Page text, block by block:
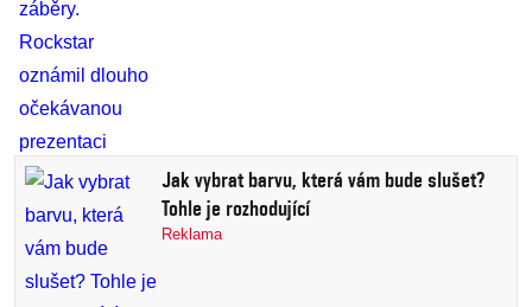
Jak vybrat barvu, která vám bude slušet?
Tohle je rozhodující
Reklama